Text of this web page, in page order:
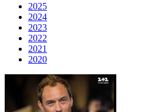
2025
2024
2023
2022
2021
2020